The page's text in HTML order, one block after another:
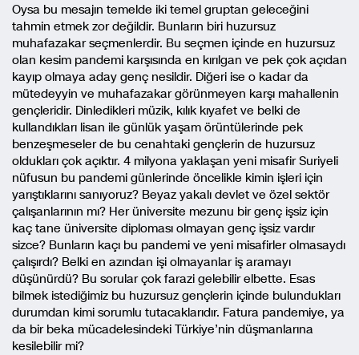
Oysa bu mesajın temelde iki temel gruptan geleceğini
tahmin etmek zor değildir. Bunların biri huzursuz
muhafazakar seçmenlerdir. Bu seçmen içinde en huzursuz
olan kesim pandemi karşısında en kırılgan ve pek çok açıdan
kayıp olmaya aday genç nesildir. Diğeri ise o kadar da
mütedeyyin ve muhafazakar görünmeyen karşı mahallenin
gençleridir. Dinledikleri müzik, kılık kıyafet ve belki de
kullandıkları lisan ile günlük yaşam örüntülerinde pek
benzeşmeseler de bu cenahtaki gençlerin de huzursuz
oldukları çok açıktır. 4 milyona yaklaşan yeni misafir Suriyeli
nüfusun bu pandemi günlerinde öncelikle kimin işleri için
yarıştıklarını sanıyoruz? Beyaz yakalı devlet ve özel sektör
çalışanlarının mı? Her üniversite mezunu bir genç işsiz için
kaç tane üniversite diploması olmayan genç işsiz vardır
sizce? Bunların kaçı bu pandemi ve yeni misafirler olmasaydı
çalışırdı? Belki en azından işi olmayanlar iş aramayı
düşünürdü? Bu sorular çok farazi gelebilir elbette. Esas
bilmek istediğimiz bu huzursuz gençlerin içinde bulundukları
durumdan kimi sorumlu tutacaklarıdır. Fatura pandemiye, ya
da bir beka mücadelesindeki Türkiye’nin düşmanlarına
kesilebilir mi?